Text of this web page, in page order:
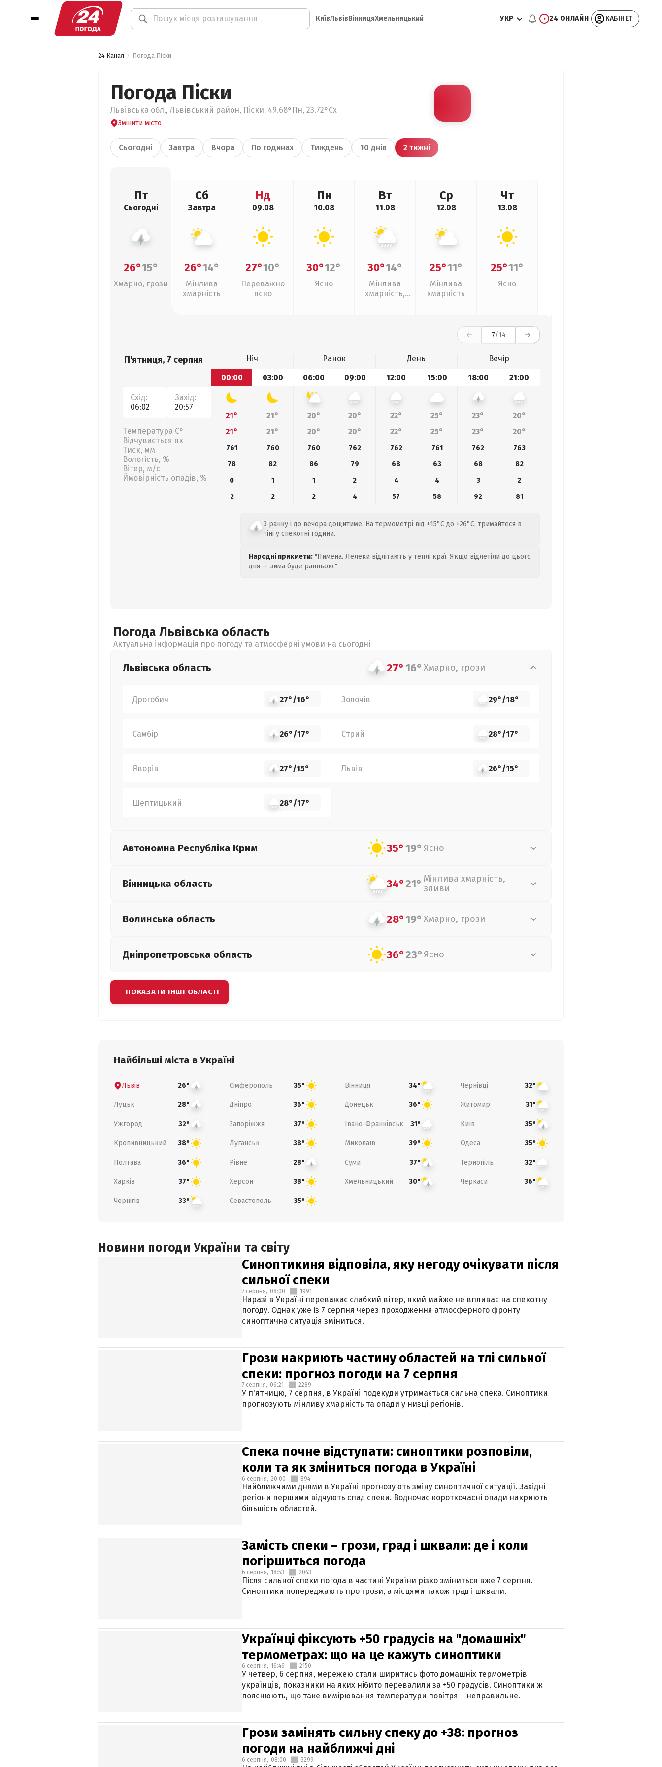
КиївЛьвівВінницяХмельницький УКР 24 ОНЛАЙН КАБІНЕТ
24 Канал Погода Піски
Погода Піски
Львівська обл., Львівський район, Піски, 49.68°Пн, 23.72°Сх
Змінити місто
Сьогодні Завтра Вчора По годинах Тиждень 10 днів 2 тижні
Пт
Сьогодні
26°15°
Хмарно, грози
Сб
Завтра
26°14°
Мінлива
хмарність
Нд
09.08
27°10°
Переважно
ясно
Пн
10.08
30°12°
Ясно
Вт
11.08
30°14°
Мінлива
хмарність,
Ср
12.08
25°11°
Мінлива
хмарність
Чт
13.08
25°11°
Ясно
7/14
П'ятниця, 7 серпня
Схід:
06:02
Захід:
20:57
Температура С°
Відчувається як
Тиск, мм
Вологість, %
Вітер, м/с
Ймовірність опадів, %
Ніч Ранок День
Вечір
00:00
03:00 06:00 09:00 12:00 15:00 18:00 21:00
21° 21° 20° 20° 22° 25° 23°
20°
21°
21° 20° 20° 22° 25° 23° 20°
761 760 760 762 762 761 762
763
78
82 86 79 68 63 68
82
0
1 1 2 4 4 3
2
2
2 2 4 57 58 92 81
З ранку і до вечора дощитиме. На термометрі від +15°C до +26°C, тримайтеся в
тіні у спекотні години.
Народні прикмети: "Пимена. Лелеки відлітають у теплі краї. Якщо відлетіли до цього
дня — зима буде ранньою."
Погода Львівська область
Актуальна інформація про погоду та атмосферні умови на сьогодні
Львівська область 27°16° Хмарно, грози
Дрогобич 27°/16° Золочів 29°/18°
Самбір 26°/17° Стрий 28°/17°
Яворів 27°/15° Львів 26°/15°
Шептицький 28°/17°
Автономна Республіка Крим 35°19° Ясно
Вінницька область 34°21° Мінлива хмарність,
зливи
Волинська область 28°19° Хмарно, грози
Дніпропетровська область 36°23° Ясно
ПОКАЗАТИ ІНШІ ОБЛАСТІ
Найбільші міста в Україні
Львів 26° Сімферополь 35° Вінниця 34° Чернівці 32°
Луцьк 28° Дніпро 36° Донецьк 36° Житомир 31°
Ужгород 32° Запоріжжя 37° Івано-Франківськ 31° Київ 35°
Кропивницький 38° Луганськ 38° Миколаїв 39° Одеса 35°
Полтава 36° Рівне 28° Суми 37° Тернопіль 32°
Харків 37° Херсон 38° Хмельницький 30° Черкаси 36°
Чернігів 33° Севастополь 35°
Новини погоди України та світу
Синоптикиня відповіла, яку негоду очікувати після
сильної спеки
7 серпня, 08:00 1991
Наразі в Україні переважає слабкий вітер, який майже не впливає на спекотну
погоду. Однак уже із 7 серпня через проходження атмосферного фронту
синоптична ситуація зміниться.
Грози накриють частину областей на тлі сильної
спеки: прогноз погоди на 7 серпня
7 серпня, 06:21 2289
У п'ятницю, 7 серпня, в Україні подекуди утримається сильна спека. Синоптики
прогнозують мінливу хмарність та опади у низці регіонів.
Спека почне відступати: синоптики розповіли,
коли та як зміниться погода в Україні
6 серпня, 20:00 894
Найближчими днями в Україні прогнозують зміну синоптичної ситуації. Західні
регіони першими відчують спад спеки. Водночас короткочасні опади накриють
більшість областей.
Замість спеки – грози, град і шквали: де і коли
погіршиться погода
6 серпня, 18:53 2043
Після сильної спеки погода в частині України різко зміниться вже 7 серпня.
Синоптики попереджають про грози, а місцями також град і шквали.
Українці фіксують +50 градусів на "домашніх"
термометрах: що на це кажуть синоптики
6 серпня, 16:46 2150
У четвер, 6 серпня, мережею стали ширитись фото домашніх термометрів
українців, показники на яких нібито перевалили за +50 градусів. Синоптики ж
пояснюють, що таке вимірювання температури повітря – неправильне.
Грози замінять сильну спеку до +38: прогноз
погоди на найближчі дні
6 серпня, 08:00 3299